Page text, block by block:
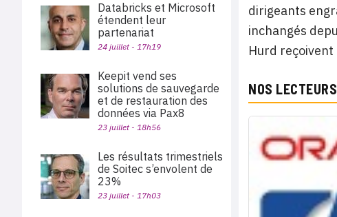
dirigeants
inchangés
Hurd
NOS
Databricks et Microsoft
étendent leur
partenariat
24 juillet - 17h19
Keepit vend ses
solutions de sauvegarde
et de restauration des
données via Pax8
23 juillet - 18h56
Les résultats trimestriels
de Soitec s’envolent de
23%
23 juillet - 17h03